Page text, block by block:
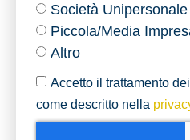
Società Unipersonale
Piccola/Media
Altro
Accetto il trattamento
come descritto nella